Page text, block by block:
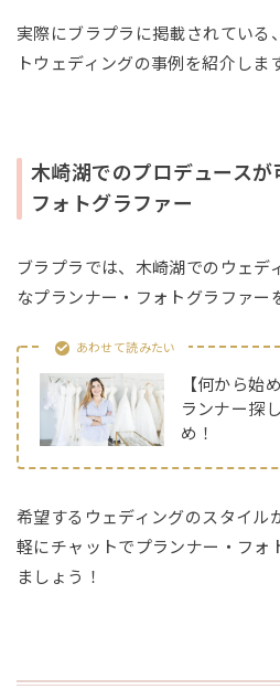
実際にブラプラに掲載されている
トウェディングの事例を紹介しま
木崎湖でのプロデュースが
フォトグラファー
ブラプラでは、木崎湖でのウェデ
なプランナー・フォトグラファー
あわせて読みたい
【何から始
ランナー探
め！
希望するウェディングのスタイル
軽にチャットでプランナー・フォ
ましょう！